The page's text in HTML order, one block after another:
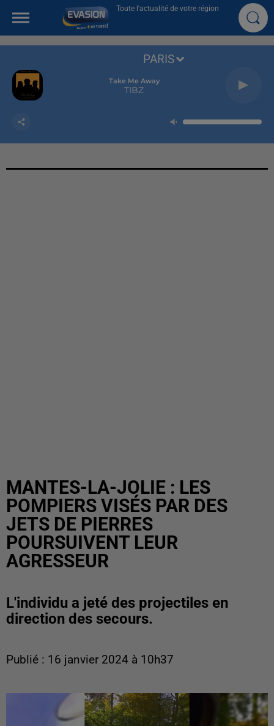
Toute l'actualité de votre région
Take Me Away
TIBZ
PARIS
MANTES-LA-JOLIE : LES
POMPIERS VISÉS PAR DES
JETS DE PIERRES
POURSUIVENT LEUR
AGRESSEUR
L'individu a jeté des projectiles en
direction des secours.
Publié : 16 janvier 2024 à 10h37